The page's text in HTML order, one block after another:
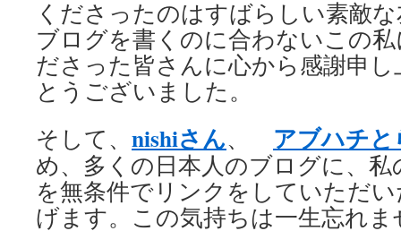
くださったのはすばらしい素敵
ブログを書くのに合わないこの
ださった皆さんに心から感謝申
とうございました。
そして、 nishiさん、 アブハチ
め、多くの日本人のブログに、
を無条件でリンクをしていただ
げます。この気持ちは一生忘れ